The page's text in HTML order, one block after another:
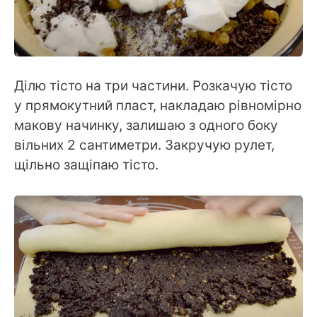
Ділю тісто на три частини. Розкачую тісто
у прямокутний пласт, накладаю рівномірно
макову начинку, залишаю з одного боку
вільних 2 сантиметри. Закручую рулет,
щільно защіпаю тісто.